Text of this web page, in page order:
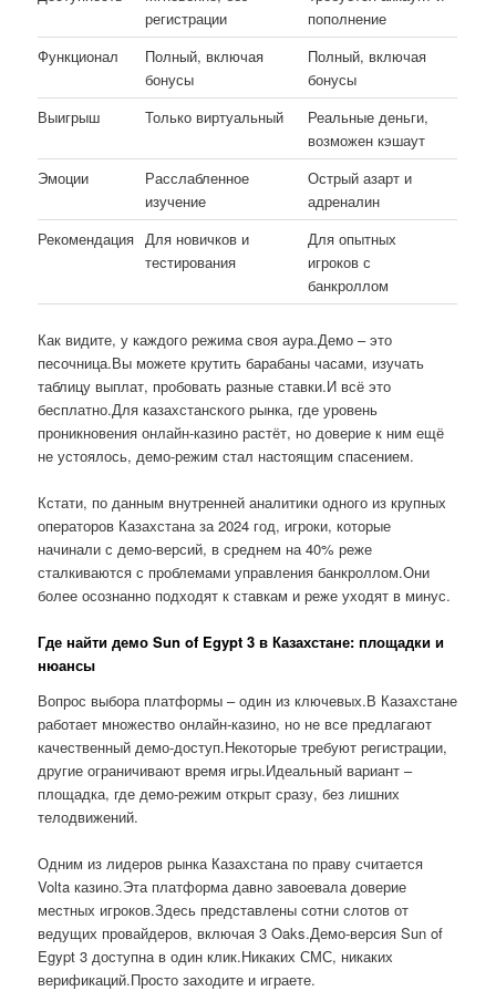
регистрации
пополнение
Функционал
Полный, включая
бонусы
Полный, включая
бонусы
Выигрыш
Только виртуальный
Реальные деньги,
возможен кэшаут
Эмоции
Расслабленное
изучение
Острый азарт и
адреналин
Рекомендация Для новичков и
тестирования
Для опытных
игроков с
банкроллом
Как видите, у каждого режима своя аура.Демо – это
песочница.Вы можете крутить барабаны часами, изучать
таблицу выплат, пробовать разные ставки.И всё это
бесплатно.Для казахстанского рынка, где уровень
проникновения онлайн-казино растёт, но доверие к ним ещё
не устоялось, демо-режим стал настоящим спасением.
Кстати, по данным внутренней аналитики одного из крупных
операторов Казахстана за 2024 год, игроки, которые
начинали с демо-версий, в среднем на 40% реже
сталкиваются с проблемами управления банкроллом.Они
более осознанно подходят к ставкам и реже уходят в минус.
Где найти демо Sun of Egypt 3 в Казахстане: площадки и
нюансы
Вопрос выбора платформы – один из ключевых.В Казахстане
работает множество онлайн-казино, но не все предлагают
качественный демо-доступ.Некоторые требуют регистрации,
другие ограничивают время игры.Идеальный вариант –
площадка, где демо-режим открыт сразу, без лишних
телодвижений.
Одним из лидеров рынка Казахстана по праву считается
Volta казино.Эта платформа давно завоевала доверие
местных игроков.Здесь представлены сотни слотов от
ведущих провайдеров, включая 3 Oaks.Демо-версия Sun of
Egypt 3 доступна в один клик.Никаких СМС, никаких
верификаций.Просто заходите и играете.